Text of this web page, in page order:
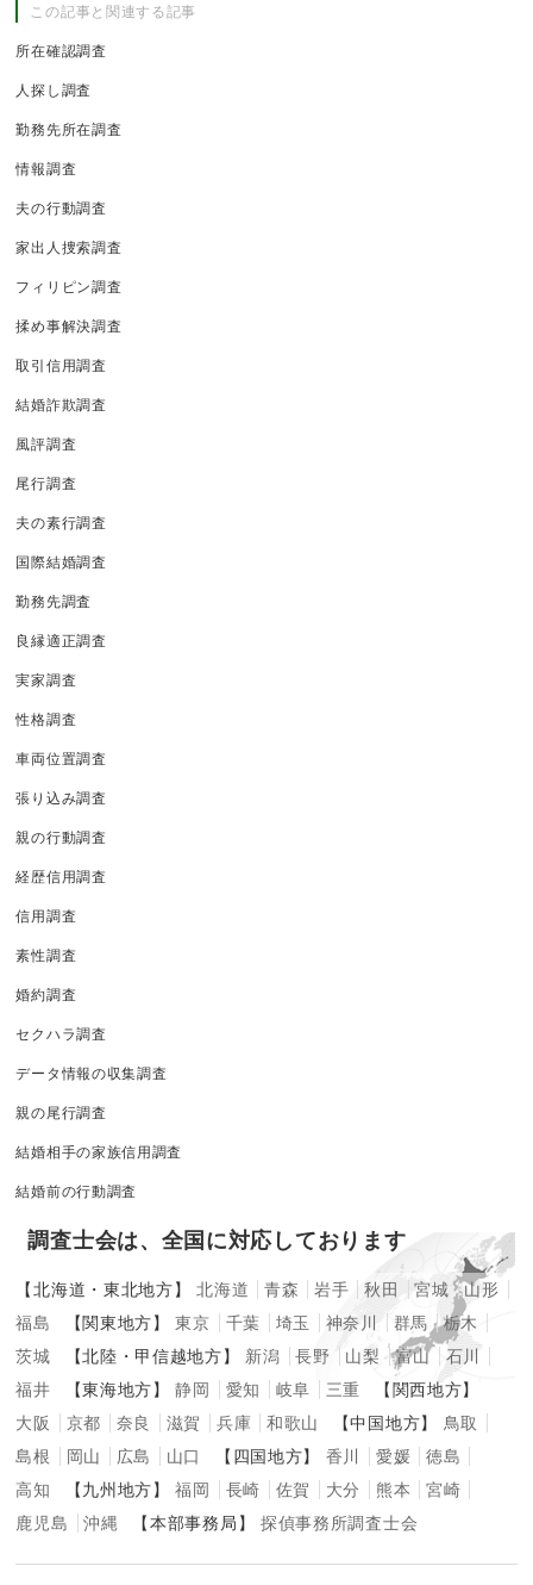
この記事と関連する記事
所在確認調査
人探し調査
勤務先所在調査
情報調査
夫の行動調査
家出人捜索調査
フィリピン調査
揉め事解決調査
取引信用調査
結婚詐欺調査
風評調査
尾行調査
夫の素行調査
国際結婚調査
勤務先調査
良縁適正調査
実家調査
性格調査
車両位置調査
張り込み調査
親の行動調査
経歴信用調査
信用調査
素性調査
婚約調査
セクハラ調査
データ情報の収集調査
親の尾行調査
結婚相手の家族信用調査
結婚前の行動調査
調査士会は、全国に対応しております
【北海道・東北地方】 北海道 青森 岩手 秋田 宮城
山形
福島
【関東地方】 東京 千葉 埼玉 神奈川 群馬
栃木
茨城
【北陸・甲信越地方】 新潟 長野 山梨 富山
石川
福井
【東海地方】 静岡 愛知 岐阜 三重
【関西地方】
大阪
京都 奈良 滋賀 兵庫 和歌山 【中国地方】
鳥取
島根
岡山 広島 山口 【四国地方】 香川 愛媛
徳島
高知
【九州地方】 福岡 長崎 佐賀 大分 熊本
宮崎
鹿児島
沖縄 【本部事務局】 探偵事務所調査士会